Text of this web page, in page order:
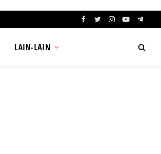
Facebook
TwitterInstagram
YouTube
LAIN-LAIN